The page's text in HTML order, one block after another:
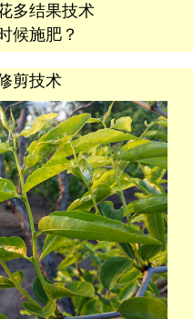
多结果技术
候施肥？
剪技术